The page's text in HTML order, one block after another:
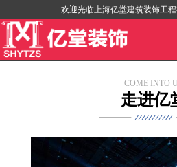
欢迎光临上海亿堂建筑装饰工程
COME INTO
走进亿